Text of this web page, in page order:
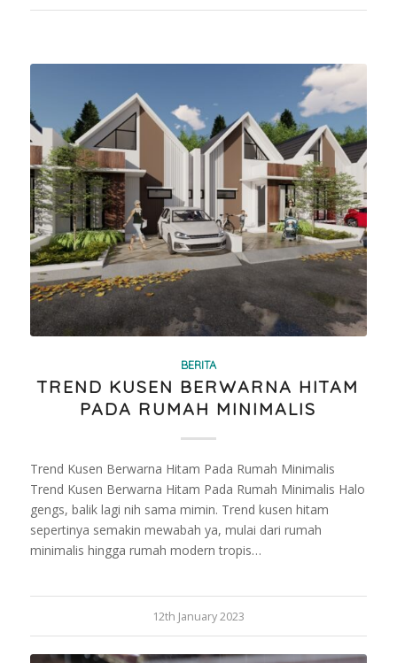
BERITA
TREND KUSEN BERWARNA HITAM
PADA RUMAH MINIMALIS
Trend Kusen Berwarna Hitam Pada Rumah Minimalis
Trend Kusen Berwarna Hitam Pada Rumah Minimalis Halo
gengs, balik lagi nih sama mimin. Trend kusen hitam
sepertinya semakin mewabah ya, mulai dari rumah
minimalis hingga rumah modern tropis…
12th January 2023